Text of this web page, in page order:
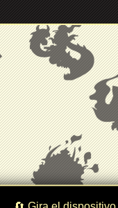
🔄 Gira el